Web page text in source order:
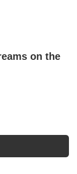
on the